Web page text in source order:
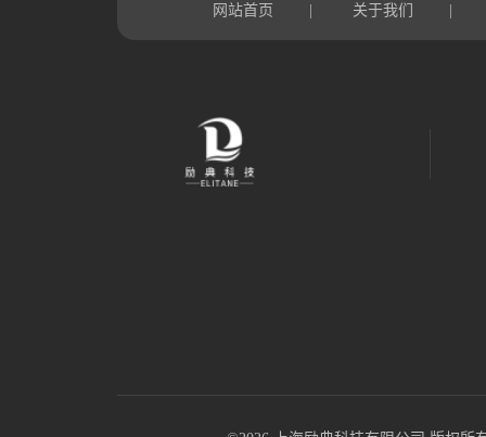
网站首页 关于我们